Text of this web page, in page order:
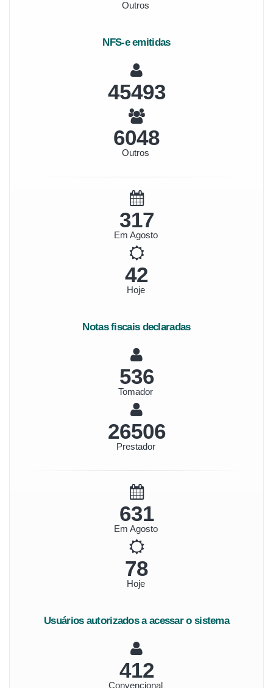
Outros
NFS-e emitidas
50742
6746
Outros
354
Em Agosto
46
Hoje
Notas fiscais declaradas
598
Tomador
29687
Prestador
707
Em Agosto
87
Hoje
Usuários autorizados a acessar o sistema
461
Convencional